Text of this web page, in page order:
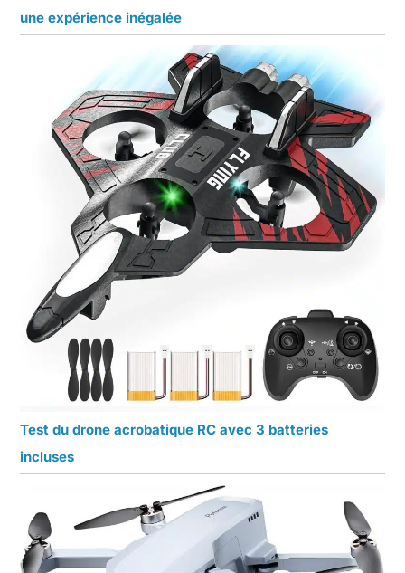
une expérience inégalée
Test du drone acrobatique RC avec 3 batteries
incluses